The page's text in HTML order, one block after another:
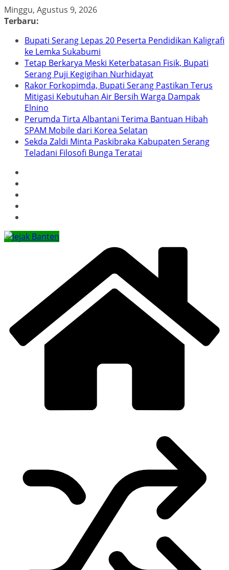
Skip
to
Minggu, Agustus 9, 2026
Terbaru:
Bupati Serang Lepas 20 Peserta Pendidikan Kaligrafi
ke Lemka Sukabumi
Tetap Berkarya Meski Keterbatasan Fisik, Bupati
Serang Puji Kegigihan Nurhidayat
Rakor Forkopimda, Bupati Serang Pastikan Terus
Mitigasi Kebutuhan Air Bersih Warga Dampak
Elnino
Perumda Tirta Albantani Terima Bantuan Hibah
SPAM Mobile dari Korea Selatan
Sekda Zaldi Minta Paskibraka Kabupaten Serang
Teladani Filosofi Bunga Teratai